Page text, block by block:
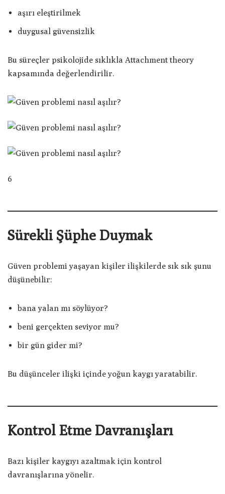
aşırı eleştirilmek
duygusal güvensizlik
Bu süreçler psikolojide sıklıkla Attachment theory
kapsamında değerlendirilir.
6
Sürekli Şüphe Duymak
Güven problemi yaşayan kişiler ilişkilerde sık sık şunu
düşünebilir:
bana yalan mı söylüyor?
beni gerçekten seviyor mu?
bir gün gider mi?
Bu düşünceler ilişki içinde yoğun kaygı yaratabilir.
Kontrol Etme Davranışları
Bazı kişiler kaygıyı azaltmak için kontrol
davranışlarına yönelir.